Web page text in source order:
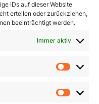
IDs auf dieser Website
erteilen oder zurückziehen,
beeinträchtigt werden.
Immer aktiv
unterwegs
in schwerer Zeit